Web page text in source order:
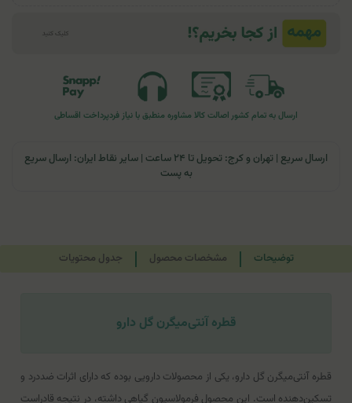
ارسال به تمام کشوراصالت کالا مشاوره منطبق با نیاز فردپرداخت اقساطی
ارسال سریع | تهران و کرج: تحویل تا ۲۴ ساعت | سایر نقاط ایران: ارسال سریع
به پست
توضیحات مشخصات محصول جدول محتویات
قطره آنتی‌میگرن گل دارو
قطره آنتی‌میگرن گل دارو، یکی از محصولات دارویی بوده که دارای اثرات ضددرد و
تسکین‌دهنده است. این محصول فرمولاسیون گیاهی داشته، در نتیجه قادراست